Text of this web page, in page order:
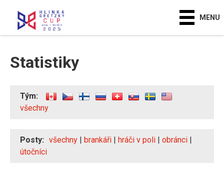
MENU
Statistiky
Tým:
všechny
Posty: všechny | brankáři | hráči v poli | obránci |
útočníci